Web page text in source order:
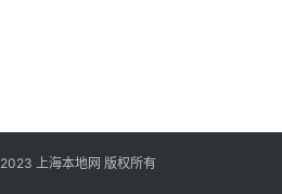
上海本地网 版权所有